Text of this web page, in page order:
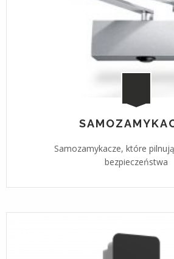
Samozamykacze, które
bezpieczeństwa